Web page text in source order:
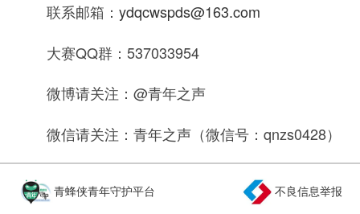
联系邮箱：ydqcwspds@163.com
大赛QQ群：537033954
微博请关注：@青年之声
微信请关注：青年之声（微信号：qnzs0428）
青蜂侠青年守护平台 不良信息举报